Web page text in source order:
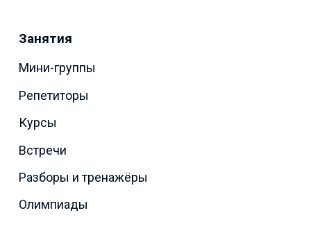
Занятия
Мини-группы
Репетиторы
Курсы
Встречи
Разборы и тренажёры
Олимпиады